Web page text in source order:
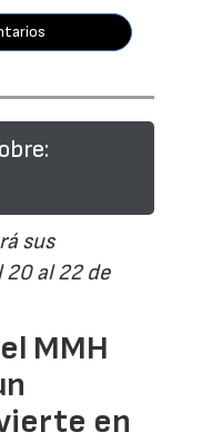
sus
20 al 22 de
MMH
en